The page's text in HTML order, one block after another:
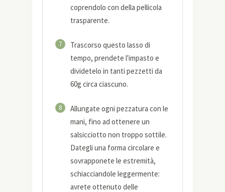
coprendolo con della pellicola
trasparente.
7
Trascorso questo lasso di
tempo, prendete l'impasto e
dividetelo in tanti pezzetti da
60g circa ciascuno.
8
Allungate ogni pezzatura con le
mani, fino ad ottenere un
salsicciotto non troppo sottile.
Dategli una forma circolare e
sovrapponete le estremità,
schiacciandole leggermente:
avrete ottenuto delle